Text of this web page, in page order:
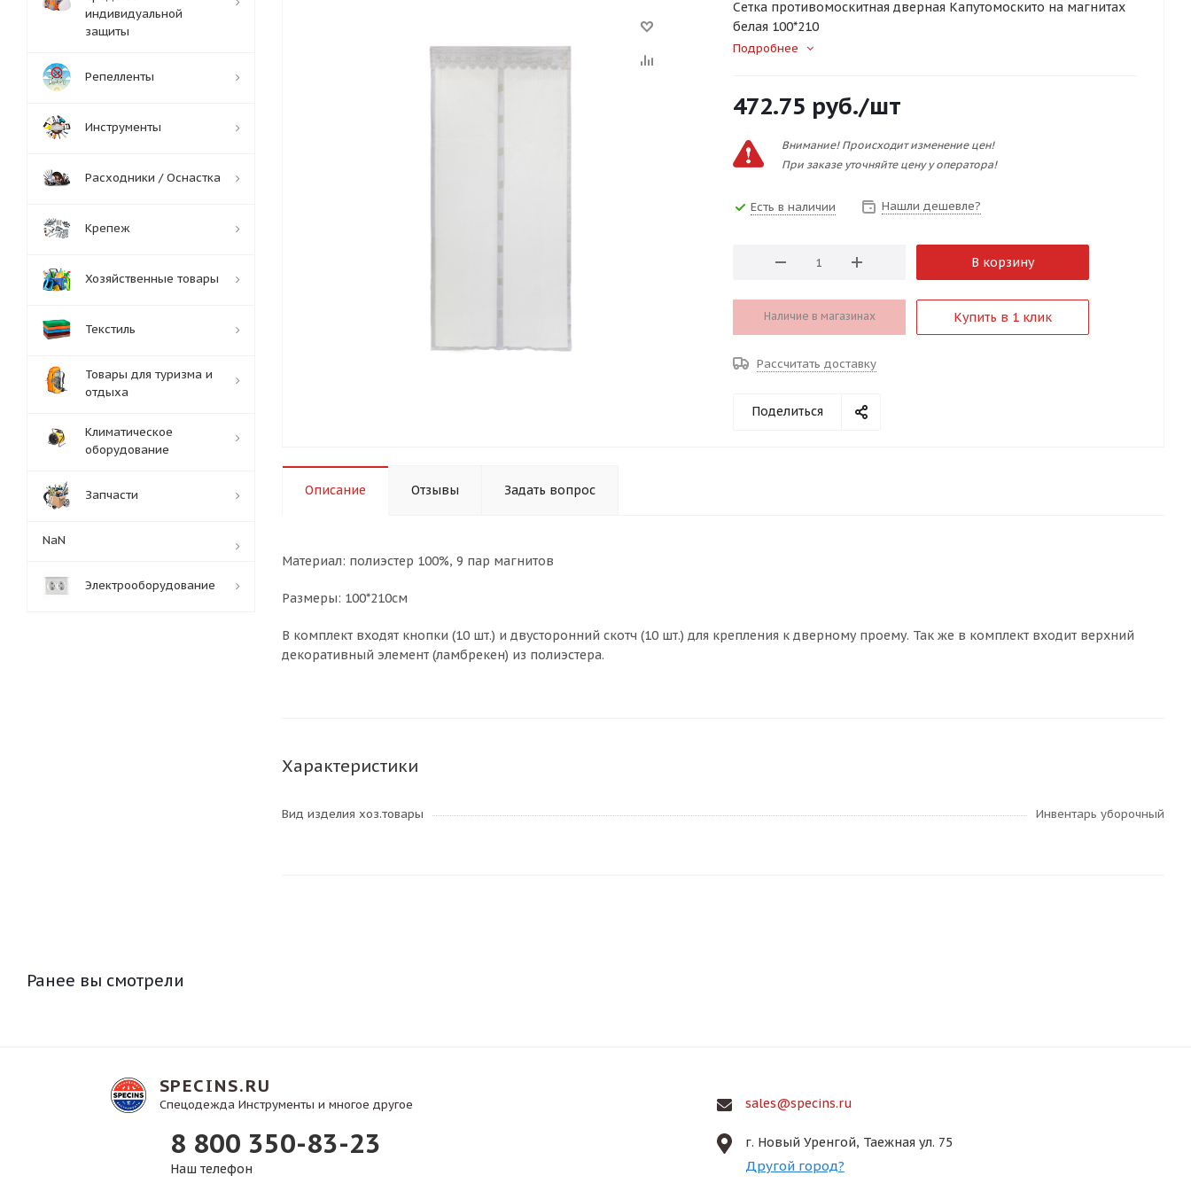
Сетка противомоскитная дверная Капутомоскито на магнитах
белая 100*210
Подробнее
472.75 руб./шт
Внимание! Происходит изменение цен!
При заказе уточняйте цену у оператора!
Есть в наличии Нашли дешевле?
В корзину
Наличие в магазинах Купить в 1 клик
Рассчитать доставку
Поделиться
Описание Отзывы Задать вопрос
Материал: полиэстер 100%, 9 пар магнитов
Размеры: 100*210см
В комплект входят кнопки (10 шт.) и двусторонний скотч (10 шт.) для крепления к дверному проему. Так же в комплект входит верхний
декоративный элемент (ламбрекен) из полиэстера.
Характеристики
Вид изделия хоз.товары Инвентарь уборочный
индивидуальной
защиты
Репелленты
Инструменты
Расходники / Оснастка
Крепеж
Хозяйственные товары
Текстиль
Товары для туризма и
отдыха
Климатическое
оборудование
Запчасти
NaN
Электрооборудование
Ранее вы смотрели
SPECINS.RU
Спецодежда Инструменты и многое другое
8 800 350-83-23
Наш телефон
sales@specins.ru
г. Новый Уренгой, Таежная ул. 75
Другой город?